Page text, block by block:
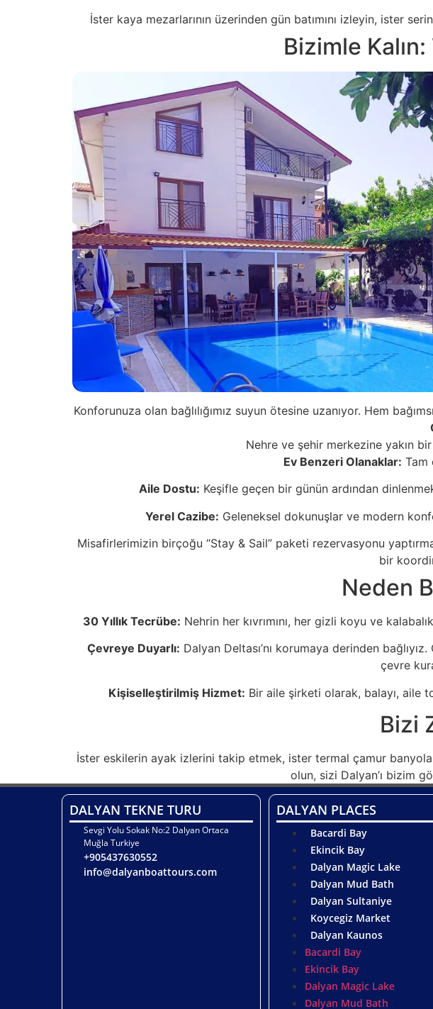
İster kaya mezarlarının üzerinden gün batımını izleyin, ister
Bizimle
Konforunuza olan bağlılığımız suyun ötesine uzanıyor. Hem
Nehre ve şehir merkezine yakın
Ev Benzeri Olanaklar: Tam
Aile Dostu: Keşifle geçen bir günün ardından
Yerel Cazibe: Geleneksel dokunuşlar ve modern
Misafirlerimizin birçoğu “Stay & Sail” paketi rezervasyonu
bir
Neden
30 Yıllık Tecrübe: Nehrin her kıvrımını, her gizli koyu ve
Çevreye Duyarlı: Dalyan Deltası’nı korumaya derinden
çevre
Kişiselleştirilmiş Hizmet: Bir aile şirketi olarak, balayı, aile
Bizi
İster eskilerin ayak izlerini takip etmek, ister termal çamur
olun, sizi Dalyan’ı bizim
DALYAN TEKNE TURU
Sevgi Yolu Sokak No:2 Dalyan Ortaca
Muğla Turkiye
+905437630552
info@dalyanboattours.com
DALYAN PLACES
Bacardi Bay
Ekincik Bay
Dalyan Magic Lake
Dalyan Mud Bath
Dalyan Sultaniye
Koycegiz Market
Dalyan Kaunos
Bacardi Bay
Ekincik Bay
Dalyan Magic Lake
Dalyan Mud Bath